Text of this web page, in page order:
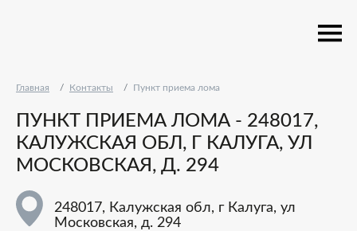
Главная Контакты Пункт приема лома
ПУНКТ ПРИЕМА ЛОМА - 248017,
КАЛУЖСКАЯ ОБЛ, Г КАЛУГА, УЛ
МОСКОВСКАЯ, Д. 294
248017, Калужская обл, г Калуга, ул
Московская, д. 294